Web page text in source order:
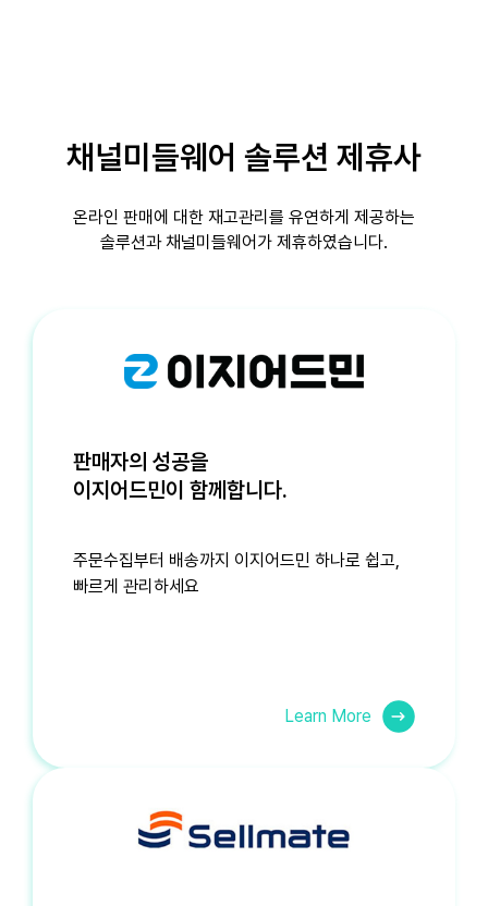
채널미들웨어 솔루션 제휴사
온라인 판매에 대한 재고관리를 유연하게 제공하는
솔루션과 채널미들웨어가 제휴하였습니다.
판매자의 성공을
이지어드민이 함께합니다.
주문수집부터 배송까지 이지어드민 하나로 쉽고,
빠르게 관리하세요
Learn More